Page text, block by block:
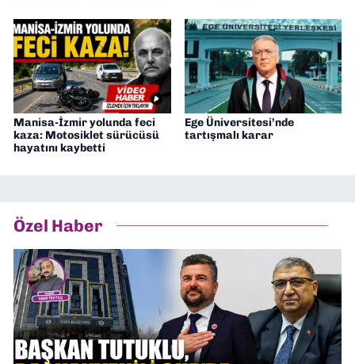
Manisa-İzmir yolunda feci
kaza: Motosiklet sürücüsü
hayatını kaybetti
Ege Üniversitesi’nde
tartışmalı karar
Özel Haber